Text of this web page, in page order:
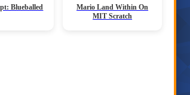
Blueballed
Mario Land Within On
MIT Scratch